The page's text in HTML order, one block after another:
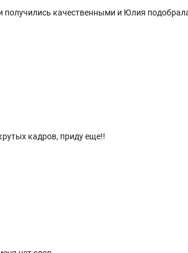
качественными и Юлия
кадров, приду еще!!